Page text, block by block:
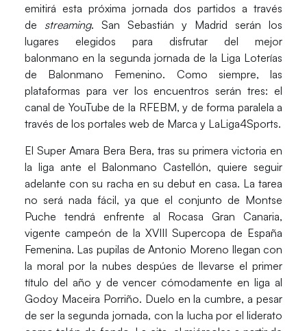
emitirá esta próxima jornadados partidos a través
de
streaming. San Sebastián y Madrid serán los
lugares elegidos para disfrutar del mejor
balonmano en la segunda jornada de la Liga Loterías
de Balonmano Femenino. Como siempre, las
plataformas para ver los encuentros serán tres: el
canal de YouTube de la RFEBM, y de forma paralela a
través de los portales web de Marca y LaLiga4Sports.
El Super Amara Bera Bera, tras su primera victoria en
la liga ante el Balonmano Castellón, quiere seguir
adelante con su racha en su debut en casa. La tarea
no será nada fácil, ya que el conjunto de Montse
Puche tendrá enfrente al Rocasa Gran Canaria,
vigente campeón de la XVIII Supercopa de España
Femenina. Las pupilas de Antonio Moreno llegan con
la moral por la nubes despúes de llevarse el primer
título del año y de vencer cómodamente en liga al
Godoy Maceira Porriño. Duelo en la cumbre, a pesar
de ser la segunda jornada, con la lucha por el liderato